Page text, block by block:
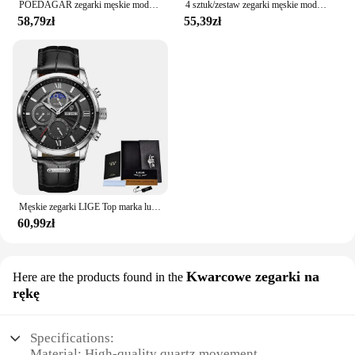
POEDAGAR zegarki męskie modna sukienka oryginalny zegarek kwarcowy wodoodporny zegarek ze stali nierdzewnej Luminous data tydzień zegarek dla mężczyzny nowość
58,79zł
4 sztuk/zestaw zegarki męskie moda arabska tarcza stalowy pasek zestaw zegarków kwarcowych (bez pudełka)
55,39zł
Męskie zegarki LIGE Top marka luksusowe nowe mody skórzany zegarek kwarcowy na co dzień mężczyzna Sport wodoodporny zegarek zegarowy Montre Homme + pudełko
60,99zł
Here are the products found in the Kwarcowe zegarki na
rękę
Specifications: